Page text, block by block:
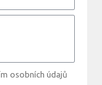
osobních údajů